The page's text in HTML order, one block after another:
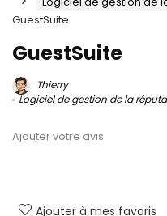
GuestSuite
GuestSuite
Thierry
Logiciel de gestion de la
Ajouter votre avis
Ajouter à mes favoris